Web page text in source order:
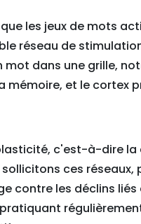
les jeux de mots
réseau de
dans une grille,
mémoire, et le cortex
c'est-à-dire la
ces
contre les déclins liés